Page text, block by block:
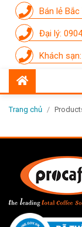
Bán lẻ Bắc
Đại lý:
Khách
THÀNH VIÊN
KHUYẾN MÃI
SỰ KIỆN THƯƠNG
LIÊN HỆ
Trang chủ /